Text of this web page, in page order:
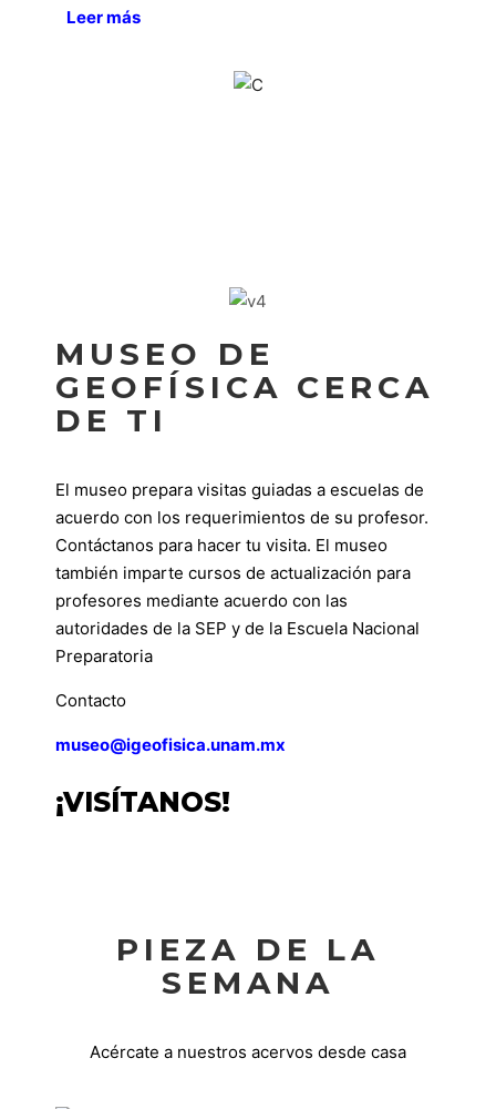
Leer más
MUSEO DE
GEOFÍSICA CERCA
DE TI
El museo prepara visitas guiadas a escuelas de
acuerdo con los requerimientos de su profesor.
Contáctanos para hacer tu visita. El museo
también imparte cursos de actualización para
profesores mediante acuerdo con las
autoridades de la SEP y de la Escuela Nacional
Preparatoria
Contacto
museo@igeofisica.unam.mx
¡VISÍTANOS!
PIEZA DE LA
SEMANA
Acércate a nuestros acervos desde casa